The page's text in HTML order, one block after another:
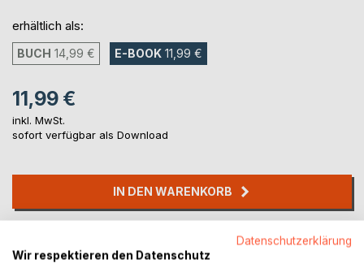
erhältlich als:
BUCH 14,99 € E-BOOK 11,99 €
11,99 €
inkl. MwSt.
sofort verfügbar als Download
IN DEN WARENKORB
Titel bewerten
Datenschutzerklärung
Wir respektieren den Datenschutz